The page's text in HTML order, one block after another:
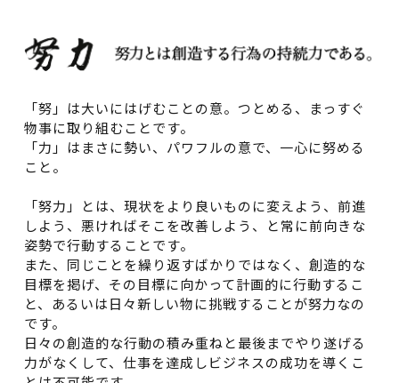
「努」は大いにはげむことの意。つとめる、まっすぐ
物事に取り組むことです。
「力」はまさに勢い、パワフルの意で、一心に努める
こと。
「努力」とは、現状をより良いものに変えよう、前進
しよう、悪ければそこを改善しよう、と常に前向きな
姿勢で行動することです。
また、同じことを繰り返すばかりではなく、創造的な
目標を掲げ、その目標に向かって計画的に行動するこ
と、あるいは日々新しい物に挑戦することが努力なの
です。
日々の創造的な行動の積み重ねと最後までやり遂げる
力がなくして、仕事を達成しビジネスの成功を導くこ